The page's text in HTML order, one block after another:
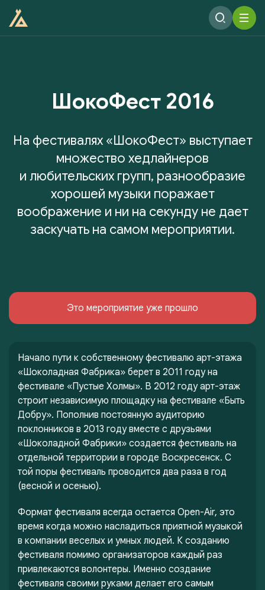
ШокоФест 2016
На фестивалях «ШокоФест» выступает
множество хедлайнеров
и любительских групп, разнообразие
хорошей музыки поражает
воображение и ни на секунду не дает
заскучать на самом мероприятии.
Это мероприятие уже прошло
Начало пути к собственному фестивалю арт-этажа
«Шоколадная Фабрика» берет в 2011 году на
фестивале «Пустые Холмы». В 2012 году арт-этаж
строит независимую площадку на фестивале «Быть
Добру». Пополнив постоянную аудиторию
поклонников в 2013 году вместе с друзьями
«Шоколадной Фабрики» создается фестиваль на
отдельной территории в городе Воскресенск. С
той поры фестиваль проводится два раза в год
(весной и осенью).
Формат фестиваля всегда остается Open-Air, это
время когда можно насладиться приятной музыкой
в компании веселых и умных людей. К созданию
фестиваля помимо организаторов каждый раз
привлекаются волонтеры. Именно создание
фестиваля своими руками делает его самым